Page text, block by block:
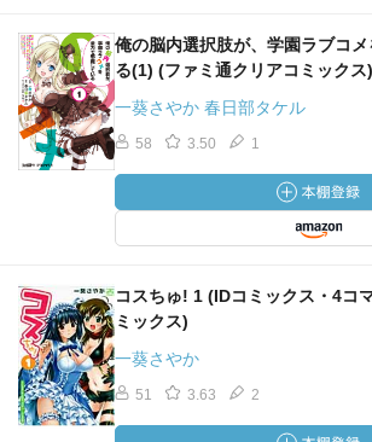
俺の脳内選択肢が、学園ラブコ
る(1) (ファミ通クリアコミックス)
一葵さやか 春日部タケル
58 3.50 1
コスちゅ! 1 (IDコミックス・4コ
ミックス)
一葵さやか
51 3.63 2